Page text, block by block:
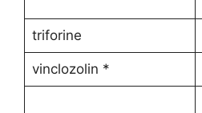
triforine
vinclozolin *